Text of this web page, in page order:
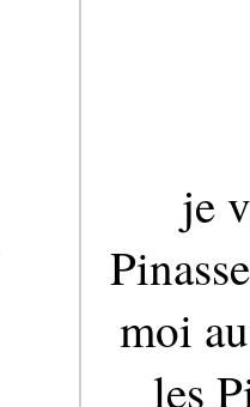
je
moi
les